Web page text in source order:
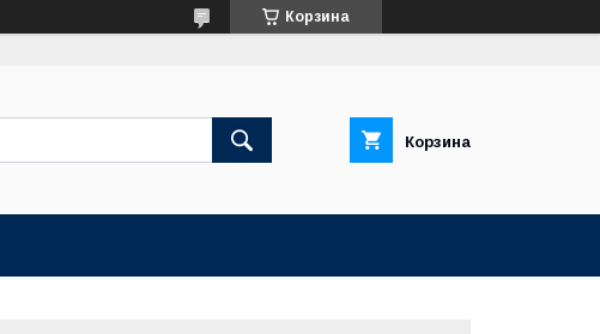
Корзина
Корзина